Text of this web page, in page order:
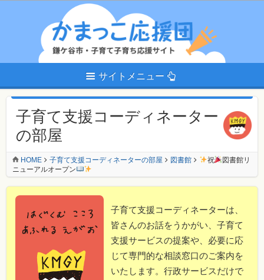
サイトメニュー
子育て支援コーディネーター
の部屋
HOME 子育て支援コーディネーターの部屋 図書館 祝
図書館リ
ニューアルオープン
子育て支援コーディネーターは、
皆さんのお話をうかがい、子育て
支援サービスの提案や、必要に応
じて専門的な相談窓口のご案内を
いたします。行政サービスだけで